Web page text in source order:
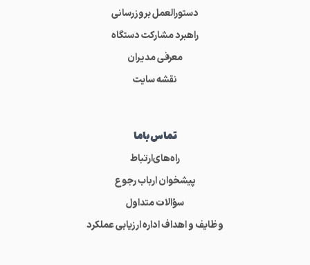
دستورالعمل بروزرسانی
راهبرد مشارکت دستگاه
معرفی مدیران
نقشه سایت
تماس‌باما
راه‌های‌ارتباط
پیشخوان ارباب رجوع
سؤالات متداول
وظایف و اهداف اداره ارزیابی عملکرد